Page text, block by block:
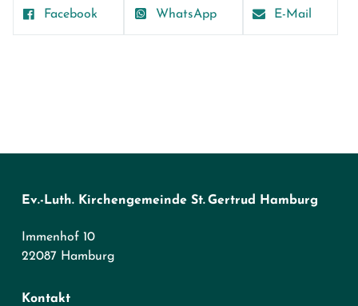
Facebook WhatsApp E-Mail
Ev.-Luth. Kirchengemeinde St. Gertrud Hamburg
Immenhof 10
22087 Hamburg
Kontakt